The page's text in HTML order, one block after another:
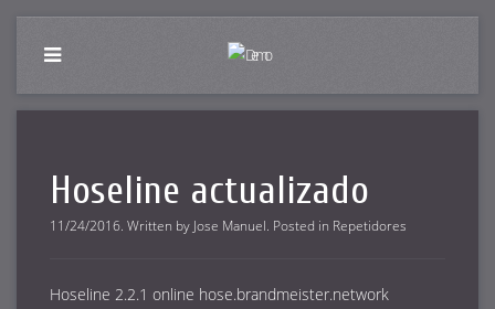
Hoseline actualizado
11/24/2016. Written by Jose Manuel. Posted in Repetidores
Hoseline 2.2.1 online hose.brandmeister.network